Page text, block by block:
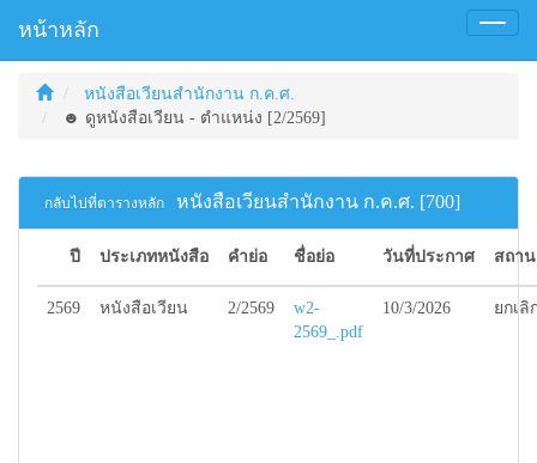
หน้าหลัก
Toggle
หนังสือเวียนสำนักงาน ก.ค.ศ.
☻ ดูหนังสือเวียน - ตำแหน่ง [2/2569]
กลับไปที่ตารางหลัก หนังสือเวียนสำนักงาน ก.ค.ศ. [700]
ปี ประเภทหนังสือ คำย่อ ชื่อย่อ วันที่ประกาศ สถา
2569 หนังสือเวียน 2/2569
w2-
2569_.pdf
10/3/2026 ยกเลิ